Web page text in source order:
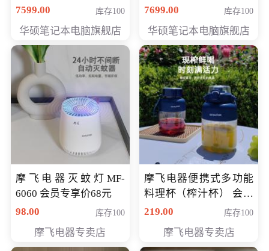
川银 oled 智慧轻薄本 会
7599.00 库存100
华硕笔记本电脑旗舰店
空蓝 oled 智慧轻薄本 会
7699.00 库存100
华硕笔记本电脑旗舰店
摩飞电器灭蚊灯MF-
6060 会员专享价68元
98.00
库存100
摩飞电器专卖店
摩飞电器便携式多功能
料理杯（榨汁杯） 会员
专享价118元
219.00 库存100
摩飞电器专卖店